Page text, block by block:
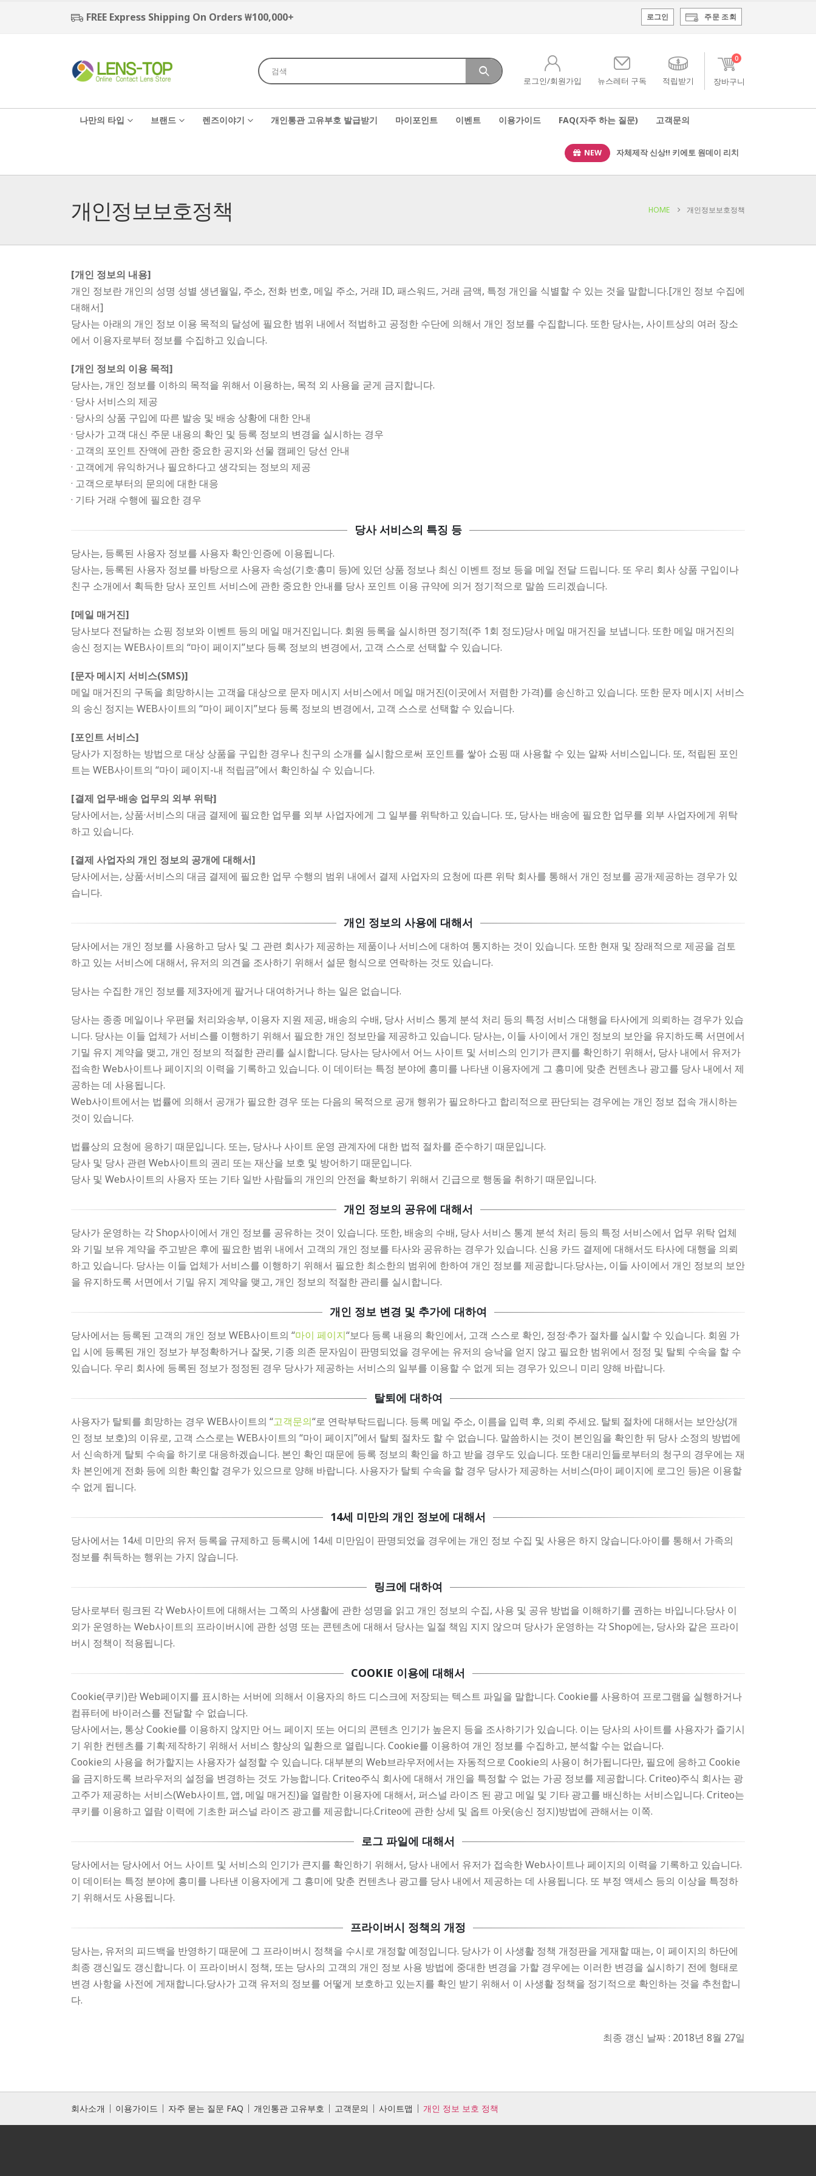
FREE Express Shipping On Orders ₩100,000+ 주문 조회
로그인
로그인/회원가입 뉴스레터 구독 적립받기
0
나만의 타입 브랜드 렌즈이야기 개인통관 고유부호 발급받기 마이포인트 이벤트 이용가이드 FAQ(자주 하는 질문) 고객문의
NEW 자체제작 신상!! 키에토 원데이 리치
개인정보보호정책 HOME 개인정보보호정책
[개인 정보의 내용]
개인 정보란 개인의 성명 성별 생년월일, 주소, 전화 번호, 메일 주소, 거래 ID, 패스워드, 거래 금액, 특정 개인을 식별할 수 있는 것을 말합니다.[개인 정보 수집에
대해서]
당사는 아래의 개인 정보 이용 목적의 달성에 필요한 범위 내에서 적법하고 공정한 수단에 의해서 개인 정보를 수집합니다. 또한 당사는, 사이트상의 여러 장소
에서 이용자로부터 정보를 수집하고 있습니다.
[개인 정보의 이용 목적]
당사는, 개인 정보를 이하의 목적을 위해서 이용하는, 목적 외 사용을 굳게 금지합니다.
· 당사 서비스의 제공
· 당사의 상품 구입에 따른 발송 및 배송 상황에 대한 안내
· 당사가 고객 대신 주문 내용의 확인 및 등록 정보의 변경을 실시하는 경우
· 고객의 포인트 잔액에 관한 중요한 공지와 선물 캠페인 당선 안내
· 고객에게 유익하거나 필요하다고 생각되는 정보의 제공
· 고객으로부터의 문의에 대한 대응
· 기타 거래 수행에 필요한 경우
당사 서비스의 특징 등
당사는, 등록된 사용자 정보를 사용자 확인·인증에 이용됩니다.
당사는, 등록된 사용자 정보를 바탕으로 사용자 속성(기호·흥미 등)에 있던 상품 정보나 최신 이벤트 정보 등을 메일 전달 드립니다. 또 우리 회사 상품 구입이나
친구 소개에서 획득한 당사 포인트 서비스에 관한 중요한 안내를 당사 포인트 이용 규약에 의거 정기적으로 말씀 드리겠습니다.
[메일 매거진]
당사보다 전달하는 쇼핑 정보와 이벤트 등의 메일 매거진입니다. 회원 등록을 실시하면 정기적(주 1회 정도)당사 메일 매거진을 보냅니다. 또한 메일 매거진의
송신 정지는 WEB사이트의 “마이 페이지”보다 등록 정보의 변경에서, 고객 스스로 선택할 수 있습니다.
[문자 메시지 서비스(SMS)]
메일 매거진의 구독을 희망하시는 고객을 대상으로 문자 메시지 서비스에서 메일 매거진(이곳에서 저렴한 가격)를 송신하고 있습니다. 또한 문자 메시지 서비스
의 송신 정지는 WEB사이트의 “마이 페이지”보다 등록 정보의 변경에서, 고객 스스로 선택할 수 있습니다.
[포인트 서비스]
당사가 지정하는 방법으로 대상 상품을 구입한 경우나 친구의 소개를 실시함으로써 포인트를 쌓아 쇼핑 때 사용할 수 있는 알짜 서비스입니다. 또, 적립된 포인
트는 WEB사이트의 “마이 페이지-내 적립금”에서 확인하실 수 있습니다.
[결제 업무·배송 업무의 외부 위탁]
당사에서는, 상품·서비스의 대금 결제에 필요한 업무를 외부 사업자에게 그 일부를 위탁하고 있습니다. 또, 당사는 배송에 필요한 업무를 외부 사업자에게 위탁
하고 있습니다.
[결제 사업자의 개인 정보의 공개에 대해서]
당사에서는, 상품·서비스의 대금 결제에 필요한 업무 수행의 범위 내에서 결제 사업자의 요청에 따른 위탁 회사를 통해서 개인 정보를 공개·제공하는 경우가 있
습니다.
개인 정보의 사용에 대해서
당사에서는 개인 정보를 사용하고 당사 및 그 관련 회사가 제공하는 제품이나 서비스에 대하여 통지하는 것이 있습니다. 또한 현재 및 장래적으로 제공을 검토
하고 있는 서비스에 대해서, 유저의 의견을 조사하기 위해서 설문 형식으로 연락하는 것도 있습니다.
당사는 수집한 개인 정보를 제3자에게 팔거나 대여하거나 하는 일은 없습니다.
당사는 종종 메일이나 우편물 처리와송부, 이용자 지원 제공, 배송의 수배, 당사 서비스 통계 분석 처리 등의 특정 서비스 대행을 타사에게 의뢰하는 경우가 있습
니다. 당사는 이들 업체가 서비스를 이행하기 위해서 필요한 개인 정보만을 제공하고 있습니다. 당사는, 이들 사이에서 개인 정보의 보안을 유지하도록 서면에서
기밀 유지 계약을 맺고, 개인 정보의 적절한 관리를 실시합니다. 당사는 당사에서 어느 사이트 및 서비스의 인기가 큰지를 확인하기 위해서, 당사 내에서 유저가
접속한 Web사이트나 페이지의 이력을 기록하고 있습니다. 이 데이터는 특정 분야에 흥미를 나타낸 이용자에게 그 흥미에 맞춘 컨텐츠나 광고를 당사 내에서 제
공하는 데 사용됩니다.
Web사이트에서는 법률에 의해서 공개가 필요한 경우 또는 다음의 목적으로 공개 행위가 필요하다고 합리적으로 판단되는 경우에는 개인 정보 접속 개시하는
것이 있습니다.
법률상의 요청에 응하기 때문입니다. 또는, 당사나 사이트 운영 관계자에 대한 법적 절차를 준수하기 때문입니다.
당사 및 당사 관련 Web사이트의 권리 또는 재산을 보호 및 방어하기 때문입니다.
당사 및 Web사이트의 사용자 또는 기타 일반 사람들의 개인의 안전을 확보하기 위해서 긴급으로 행동을 취하기 때문입니다.
개인 정보의 공유에 대해서
당사가 운영하는 각 Shop사이에서 개인 정보를 공유하는 것이 있습니다. 또한, 배송의 수배, 당사 서비스 통계 분석 처리 등의 특정 서비스에서 업무 위탁 업체
와 기밀 보유 계약을 주고받은 후에 필요한 범위 내에서 고객의 개인 정보를 타사와 공유하는 경우가 있습니다. 신용 카드 결제에 대해서도 타사에 대행을 의뢰
하고 있습니다. 당사는 이들 업체가 서비스를 이행하기 위해서 필요한 최소한의 범위에 한하여 개인 정보를 제공합니다.당사는, 이들 사이에서 개인 정보의 보안
을 유지하도록 서면에서 기밀 유지 계약을 맺고, 개인 정보의 적절한 관리를 실시합니다.
개인 정보 변경 및 추가에 대하여
당사에서는 등록된 고객의 개인 정보 WEB사이트의 “마이 페이지“보다 등록 내용의 확인에서, 고객 스스로 확인, 정정·추가 절차를 실시할 수 있습니다. 회원 가
입 시에 등록된 개인 정보가 부정확하거나 잘못, 기종 의존 문자임이 판명되었을 경우에는 유저의 승낙을 얻지 않고 필요한 범위에서 정정 및 탈퇴 수속을 할 수
있습니다. 우리 회사에 등록된 정보가 정정된 경우 당사가 제공하는 서비스의 일부를 이용할 수 없게 되는 경우가 있으니 미리 양해 바랍니다.
탈퇴에 대하여
사용자가 탈퇴를 희망하는 경우 WEB사이트의 “고객문의“로 연락부탁드립니다. 등록 메일 주소, 이름을 입력 후, 의뢰 주세요. 탈퇴 절차에 대해서는 보안상(개
인 정보 보호)의 이유로, 고객 스스로는 WEB사이트의 “마이 페이지”에서 탈퇴 절차도 할 수 없습니다. 말씀하시는 것이 본인임을 확인한 뒤 당사 소정의 방법에
서 신속하게 탈퇴 수속을 하기로 대응하겠습니다. 본인 확인 때문에 등록 정보의 확인을 하고 받을 경우도 있습니다. 또한 대리인들로부터의 청구의 경우에는 재
차 본인에게 전화 등에 의한 확인할 경우가 있으므로 양해 바랍니다. 사용자가 탈퇴 수속을 할 경우 당사가 제공하는 서비스(마이 페이지에 로그인 등)은 이용할
수 없게 됩니다.
14세 미만의 개인 정보에 대해서
당사에서는 14세 미만의 유저 등록을 규제하고 등록시에 14세 미만임이 판명되었을 경우에는 개인 정보 수집 및 사용은 하지 않습니다.아이를 통해서 가족의
정보를 취득하는 행위는 가지 않습니다.
링크에 대하여
당사로부터 링크된 각 Web사이트에 대해서는 그쪽의 사생활에 관한 성명을 읽고 개인 정보의 수집, 사용 및 공유 방법을 이해하기를 권하는 바입니다.당사 이
외가 운영하는 Web사이트의 프라이버시에 관한 성명 또는 콘텐츠에 대해서 당사는 일절 책임 지지 않으며 당사가 운영하는 각 Shop에는, 당사와 같은 프라이
버시 정책이 적용됩니다.
COOKIE 이용에 대해서
Cookie(쿠키)란 Web페이지를 표시하는 서버에 의해서 이용자의 하드 디스크에 저장되는 텍스트 파일을 말합니다. Cookie를 사용하여 프로그램을 실행하거나
컴퓨터에 바이러스를 전달할 수 없습니다.
당사에서는, 통상 Cookie를 이용하지 않지만 어느 페이지 또는 어디의 콘텐츠 인기가 높은지 등을 조사하기가 있습니다. 이는 당사의 사이트를 사용자가 즐기시
기 위한 컨텐츠를 기획·제작하기 위해서 서비스 향상의 일환으로 열립니다. Cookie를 이용하여 개인 정보를 수집하고, 분석할 수는 없습니다.
Cookie의 사용을 허가할지는 사용자가 설정할 수 있습니다. 대부분의 Web브라우저에서는 자동적으로 Cookie의 사용이 허가됩니다만, 필요에 응하고 Cookie
을 금지하도록 브라우저의 설정을 변경하는 것도 가능합니다. Criteo주식 회사에 대해서 개인을 특정할 수 없는 가공 정보를 제공합니다. Criteo)주식 회사는 광
고주가 제공하는 서비스(Web사이트, 앱, 메일 매거진)을 열람한 이용자에 대해서, 퍼스널 라이즈 된 광고 메일 및 기타 광고를 배신하는 서비스입니다. Criteo는
쿠키를 이용하고 열람 이력에 기초한 퍼스널 라이즈 광고를 제공합니다.Criteo에 관한 상세 및 옵트 아웃(송신 정지)방법에 관해서는 이쪽.
로그 파일에 대해서
당사에서는 당사에서 어느 사이트 및 서비스의 인기가 큰지를 확인하기 위해서, 당사 내에서 유저가 접속한 Web사이트나 페이지의 이력을 기록하고 있습니다.
이 데이터는 특정 분야에 흥미를 나타낸 이용자에게 그 흥미에 맞춘 컨텐츠나 광고를 당사 내에서 제공하는 데 사용됩니다. 또 부정 액세스 등의 이상을 특정하
기 위해서도 사용됩니다.
프라이버시 정책의 개정
당사는, 유저의 피드백을 반영하기 때문에 그 프라이버시 정책을 수시로 개정할 예정입니다. 당사가 이 사생활 정책 개정판을 게재할 때는, 이 페이지의 하단에
최종 갱신일도 갱신합니다. 이 프라이버시 정책, 또는 당사의 고객의 개인 정보 사용 방법에 중대한 변경을 가할 경우에는 이러한 변경을 실시하기 전에 형태로
변경 사항을 사전에 게재합니다.당사가 고객 유저의 정보를 어떻게 보호하고 있는지를 확인 받기 위해서 이 사생활 정책을 정기적으로 확인하는 것을 추천합니
다.
최종 갱신 날짜 : 2018년 8월 27일
회사소개 이용가이드 자주 묻는 질문 FAQ 개인통관 고유부호 고객문의 사이트맵 개인 정보 보호 정책